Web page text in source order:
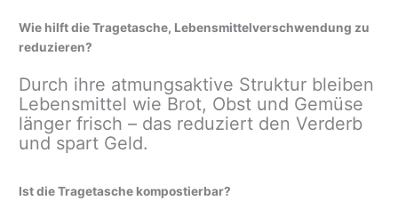
Wie hilft die Tragetasche, Lebensmittelverschwendung zu
reduzieren?
Durch ihre atmungsaktive Struktur bleiben
Lebensmittel wie Brot, Obst und Gemüse
länger frisch – das reduziert den Verderb
und spart Geld.
Ist die Tragetasche kompostierbar?